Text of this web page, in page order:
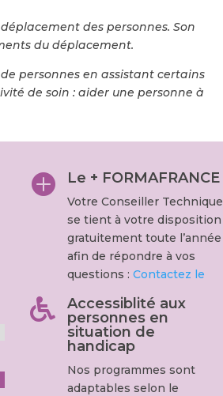
des personnes. Son
du déplacement.
personnes en assistant certains
de soin : aider une personne à
 Le + FORMAFRANCE
Votre Conseiller Technique
se tient à votre disposition
gratuitement toute l’année
afin de répondre à vos
questions :Contactez le

Accessiblité aux
personnes en
situation de
handicap
Nos programmes sont
adaptables selon le